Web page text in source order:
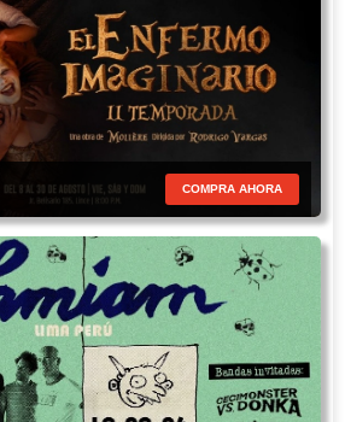
COMPRA AHORA